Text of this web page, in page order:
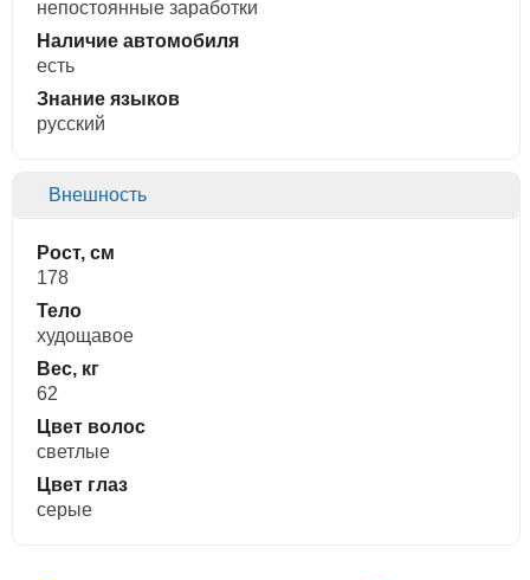
непостоянные заработки
Наличие автомобиля
есть
Знание языков
русский
Внешность
Рост, см
178
Тело
худощавое
Вес, кг
62
Цвет волос
светлые
Цвет глаз
серые